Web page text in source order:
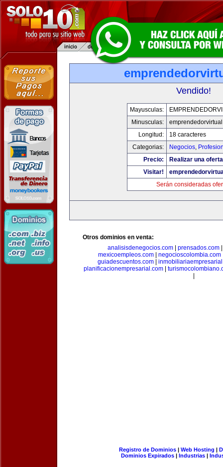
Vendido!
Mayusculas:
Minusculas:
Longitud:
18 caracteres
Categorias:
Negocios,
Precio:
Realizar una
Visitar!
Serán consideradas
Otros dominios en venta:
analisisdenegocios.com
prensados.com
mexicoempleos.com
negocioscolombia.com
guiadescuentos.com
planificacionempresarial.com
Registro de Dominios| Web Hosting |
Dominios Expirados | Industrias |